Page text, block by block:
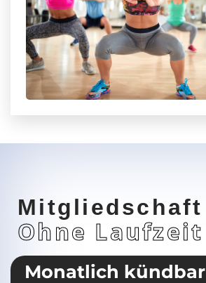
Mitgliedschaft
Ohne Laufzeit
Monatlich kündbar